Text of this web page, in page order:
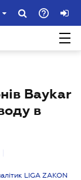
Baykar
в
LIGA ZAKON